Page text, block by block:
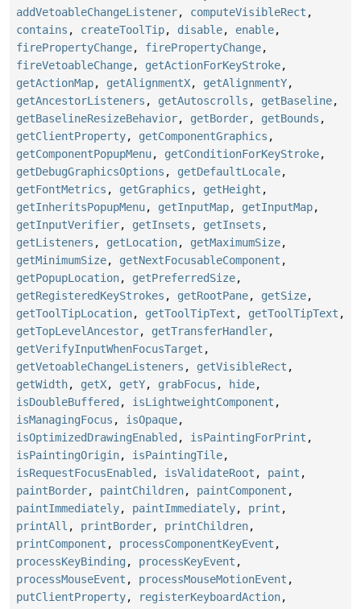
addVetoableChangeListener, computeVisibleRect ,
contains , createToolTip, disable, enable,
firePropertyChange, firePropertyChange,
fireVetoableChange, getActionForKeyStroke,
getActionMap, getAlignmentX, getAlignmentY,
getAncestorListeners , getAutoscrolls , getBaseline,
getBaselineResizeBehavior, getBorder, getBounds ,
getClientProperty, getComponentGraphics ,
getComponentPopupMenu, getConditionForKeyStroke,
getDebugGraphicsOptions , getDefaultLocale,
getFontMetrics , getGraphics , getHeight ,
getInheritsPopupMenu, getInputMap, getInputMap,
getInputVerifier, getInsets , getInsets ,
getListeners , getLocation, getMaximumSize,
getMinimumSize, getNextFocusableComponent ,
getPopupLocation, getPreferredSize,
getRegisteredKeyStrokes , getRootPane, getSize,
getToolTipLocation, getToolTipText , getToolTipText ,
getTopLevelAncestor, getTransferHandler,
getVerifyInputWhenFocusTarget ,
getVetoableChangeListeners , getVisibleRect ,
getWidth, getX, getY, grabFocus , hide,
isDoubleBuffered , isLightweightComponent ,
isManagingFocus , isOpaque,
isOptimizedDrawingEnabled , isPaintingForPrint ,
isPaintingOrigin, isPaintingTile,
isRequestFocusEnabled , isValidateRoot , paint ,
paintBorder, paintChildren, paintComponent ,
paintImmediately, paintImmediately, print ,
printAll , printBorder, printChildren,
printComponent , processComponentKeyEvent ,
processKeyBinding , processKeyEvent ,
processMouseEvent , processMouseMotionEvent ,
putClientProperty, registerKeyboardAction,